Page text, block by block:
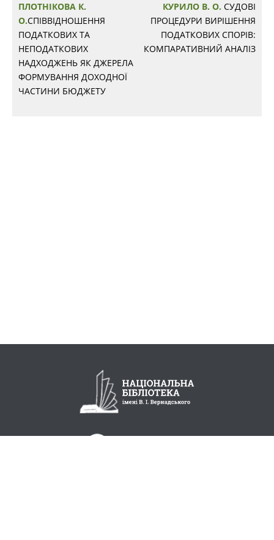
ПЛОТНІКОВА К.
О.СПІВВІДНОШЕННЯ
ПОДАТКОВИХ ТА
НЕПОДАТКОВИХ
НАДХОДЖЕНЬ ЯК ДЖЕРЕЛА
ФОРМУВАННЯ ДОХОДНОЇ
ЧАСТИНИ БЮДЖЕТУ
КУРИЛО В. О. СУДОВІ
ПРОЦЕДУРИ ВИРІШЕННЯ
ПОДАТКОВИХ СПОРІВ:
КОМПАРАТИВНИЙ АНАЛІЗ